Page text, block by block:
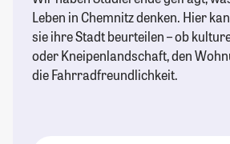
Leben in Chemnitz denken. Hier
sie ihre Stadt beurteilen – ob
oder Kneipenlandschaft, den
die Fahrradfreundlichkeit.